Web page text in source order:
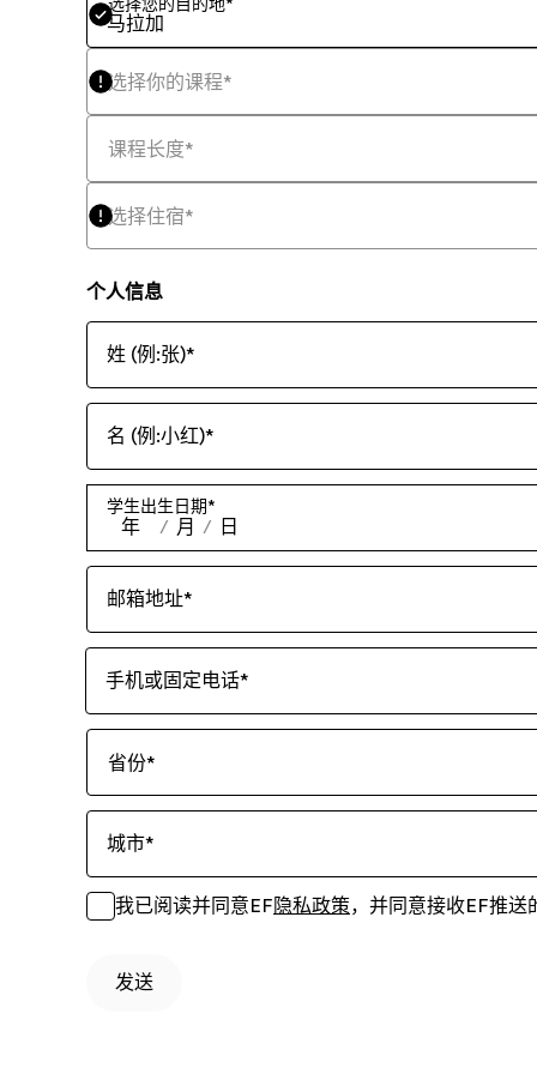
马拉加
选择你的课程*
课程长度*
选择住宿*
个人信息
姓 (例:张)*
名 (例:小红)*
学生出生日期*
年 / 月 / 日
邮箱地址*
手机或固定电话*
省份*
城市*
我已阅读并同意EF 隐私政策，并同意接收EF推送
发送